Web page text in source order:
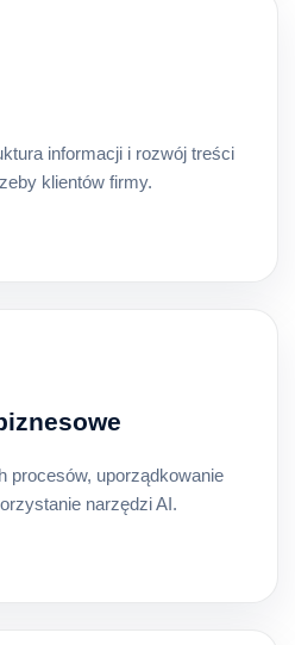
informacji i rozwój treści
klientów firmy.
procesów, uporządkowanie
narzędzi AI.